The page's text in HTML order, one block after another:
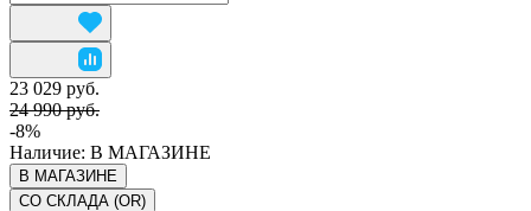
23 029 руб.
24 990 руб.
-8%
Наличие: В МАГАЗИНЕ
В МАГАЗИНЕ
СО СКЛАДА (OR)